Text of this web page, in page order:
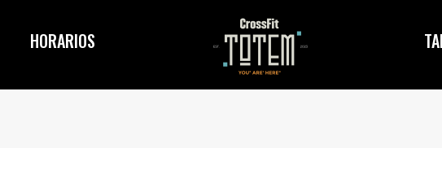
HORARIOS